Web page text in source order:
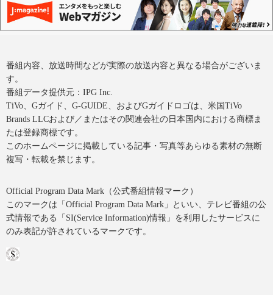
番組内容、放送時間などが実際の放送内容と異なる場合がございま
す。
番組データ提供元：IPG Inc.
TiVo、Gガイド、G-GUIDE、およびGガイドロゴは、米国TiVo
Brands LLCおよび／またはその関連会社の日本国内における商標ま
たは登録商標です。
このホームページに掲載している記事・写真等あらゆる素材の無断
複写・転載を禁じます。
Official Program Data Mark（公式番組情報マーク）
このマークは「Official Program Data Mark」といい、テレビ番組の公
式情報である「SI(Service Information)情報」を利用したサービスに
のみ表記が許されているマークです。